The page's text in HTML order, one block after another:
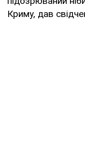
Криму, дав